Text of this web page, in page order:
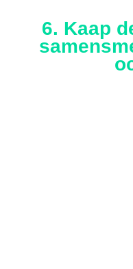
6. Kaap